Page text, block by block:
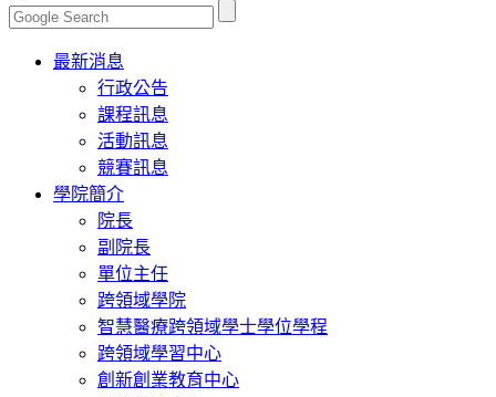
Toggle
navigation
最新消息
行政公告
課程訊息
活動訊息
競賽訊息
學院簡介
院長
副院長
單位主任
跨領域學院
智慧醫療跨領域學士學位學程
跨領域學習中心
創新創業教育中心